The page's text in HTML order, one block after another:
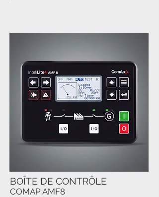
BOÎTE DE CONTRÔLE
COMAP AMF8